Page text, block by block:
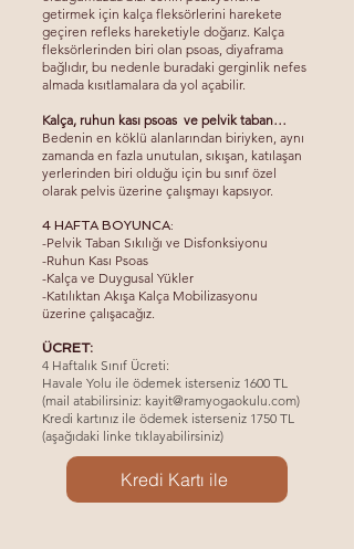
getirmek için kalça fleksörlerini harekete
geçiren refleks hareketiyle doğarız. Kalça
fleksörlerinden biri olan psoas, diyaframa
bağlıdır, bu nedenle buradaki gerginlik nefes
almada kısıtlamalara da yol açabilir.
Kalça, ruhun kası psoas ve pelvik taban…
Bedenin en köklü alanlarından biriyken, aynı
zamanda en fazla unutulan, sıkışan, katılaşan
yerlerinden biri olduğu için bu sınıf özel
olarak pelvis üzerine çalışmayı kapsıyor.
4 HAFTA BOYUNCA:
-Pelvik Taban Sıkılığı ve Disfonksiyonu
-Ruhun Kası Psoas
-Kalça ve Duygusal Yükler
-Katılıktan Akışa Kalça Mobilizasyonu
üzerine çalışacağız.
ÜCRET:
4 Haftalık Sınıf Ücreti:
Havale Yolu ile ödemek isterseniz 1600 TL
(mail atabilirsiniz: kayit@ramyogaokulu.com)
Kredi kartınız ile ödemek isterseniz 1750 TL
(aşağıdaki linke tıklayabilirsiniz)
Kredi Kartı ile